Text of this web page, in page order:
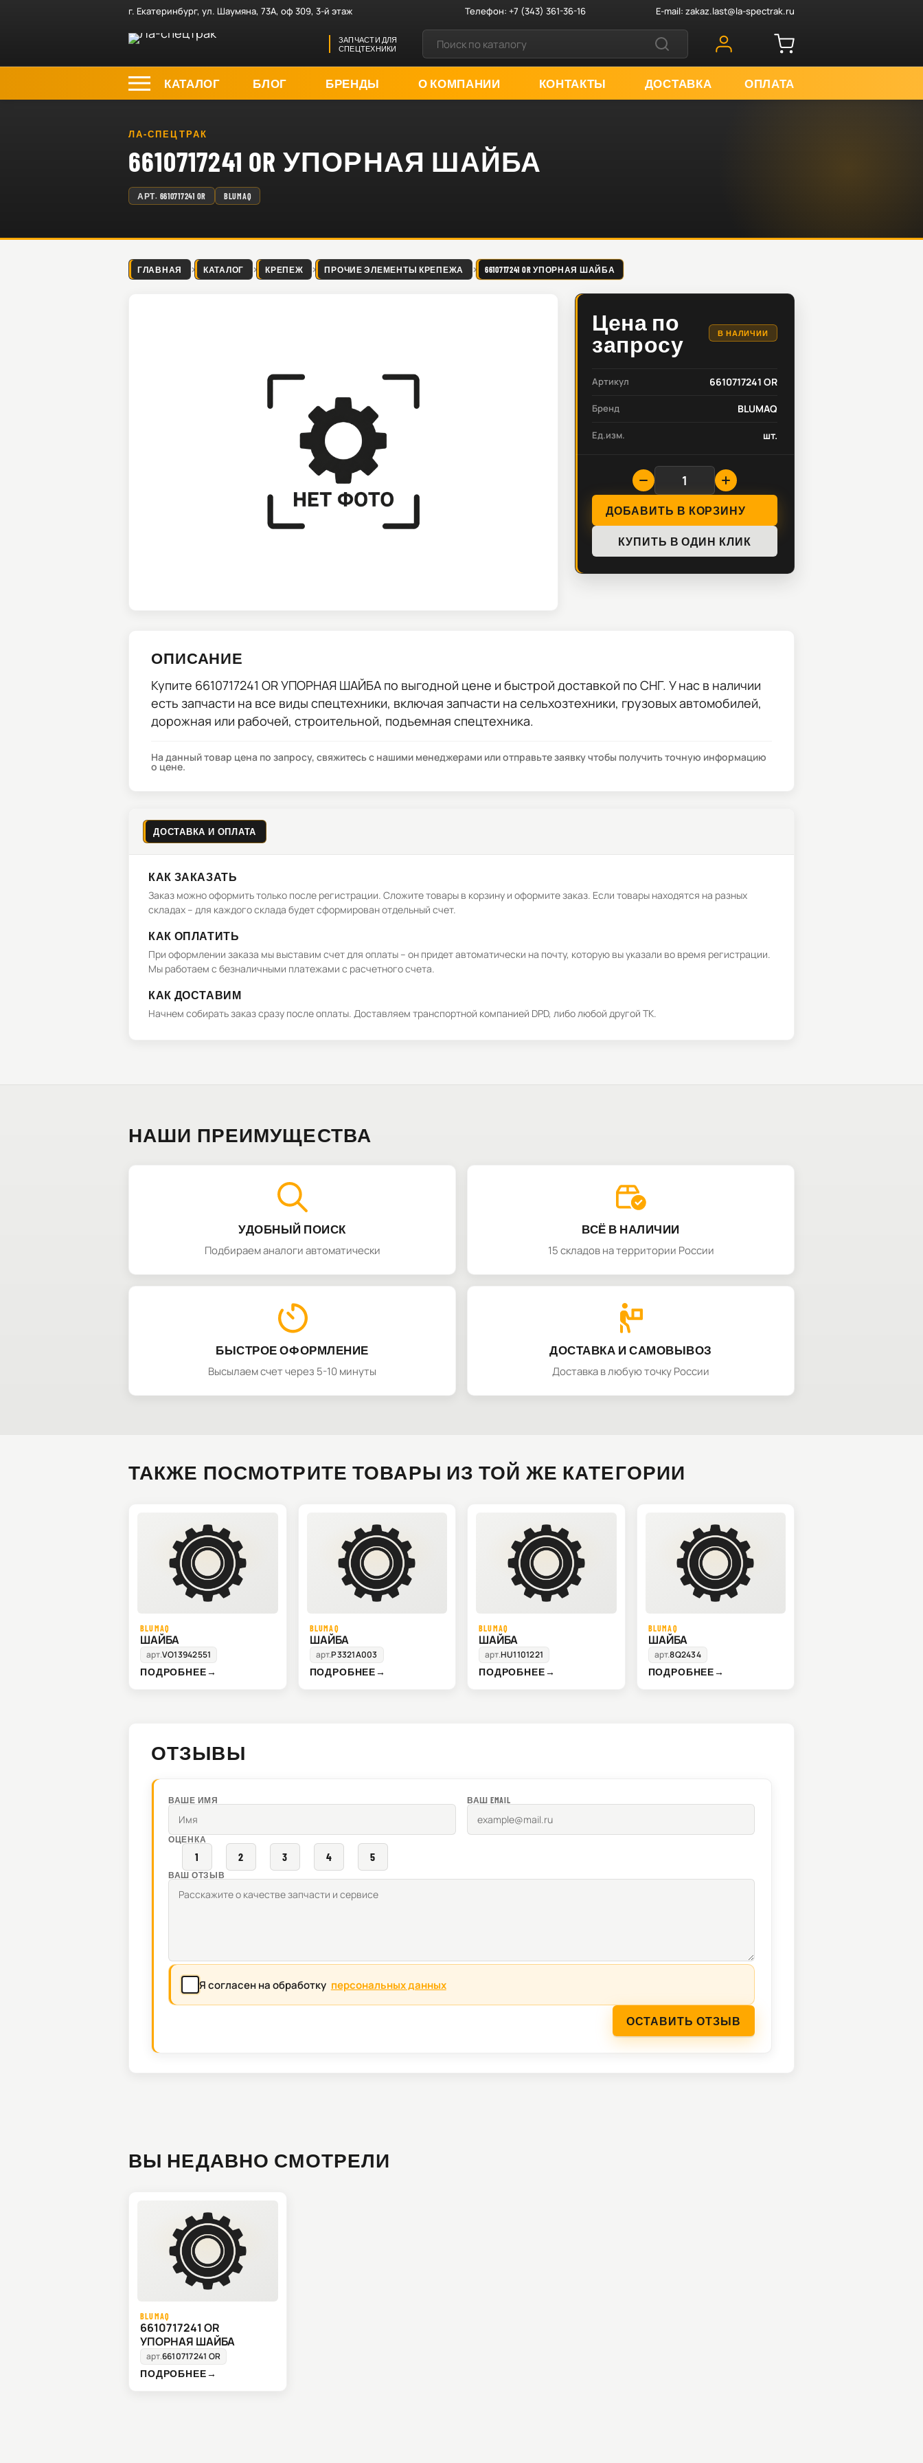
г. Екатеринбург, ул. Шаумяна, 73А, оф 309, 3-й этаж Телефон:+7 (343) 361-36-16 E-mail: zakaz.last@la-spectrak.ru
ЗАПЧАСТИ ДЛЯ
СПЕЦТЕХНИКИ
КАТАЛОГ БЛОГ БРЕНДЫ О КОМПАНИИ КОНТАКТЫ ДОСТАВКА ОПЛАТА
ЛА-СПЕЦТРАК
6610717241 OR УПОРНАЯ ШАЙБА
АРТ. 6610717241 OR BLUMAQ
ГЛАВНАЯ КАТАЛОГ КРЕПЕЖ ПРОЧИЕ ЭЛЕМЕНТЫ КРЕПЕЖА 6610717241 OR УПОРНАЯ ШАЙБА
Цена по
запросу
В НАЛИЧИИ
Артикул 6610717241 OR
Бренд BLUMAQ
Ед.изм. шт.
ДОБАВИТЬ В КОРЗИНУ
КУПИТЬ В ОДИН КЛИК
ОПИСАНИЕ
Купите 6610717241 OR УПОРНАЯ ШАЙБА по выгодной цене и быстрой доставкой по СНГ. У нас в наличии
есть запчасти на все виды спецтехники, включая запчасти на сельхозтехники, грузовых автомобилей,
дорожная или рабочей, строительной, подъемная спецтехника.
На данный товар цена по запросу, свяжитесь с нашими менеджерами или отправьте заявку чтобы получить точную информацию
о цене.
ДОСТАВКА И ОПЛАТА
КАК ЗАКАЗАТЬ
Заказ можно оформить только после регистрации. Сложите товары в корзину и оформите заказ. Если товары находятся на разных
складах – для каждого склада будет сформирован отдельный счет.
КАК ОПЛАТИТЬ
При оформлении заказа мы выставим счет для оплаты – он придет автоматически на почту, которую вы указали во время регистрации.
Мы работаем с безналичными платежами с расчетного счета.
КАК ДОСТАВИМ
Начнем собирать заказ сразу после оплаты. Доставляем транспортной компанией DPD, либо любой другой ТК.
НАШИ ПРЕИМУЩЕСТВА
УДОБНЫЙ ПОИСК
Подбираем аналоги автоматически
ВСЁ В НАЛИЧИИ
15 складов на территории России
БЫСТРОЕ ОФОРМЛЕНИЕ
Высылаем счет через 5-10 минуты
ДОСТАВКА И САМОВЫВОЗ
Доставка в любую точку России
ТАКЖЕ ПОСМОТРИТЕ ТОВАРЫ ИЗ ТОЙ ЖЕ КАТЕГОРИИ
BLUMAQ
ШАЙБА
арт.VO13942551
ПОДРОБНЕЕ→
BLUMAQ
ШАЙБА
арт.P3321A003
ПОДРОБНЕЕ→
BLUMAQ
ШАЙБА
арт.HU1101221
ПОДРОБНЕЕ→
BLUMAQ
ШАЙБА
арт.8Q2434
ПОДРОБНЕЕ→
ОТЗЫВЫ
ВАШЕ ИМЯ ВАШ EMAIL
ОЦЕНКА
1 2 3 4 5
ВАШ ОТЗЫВ
Я согласен на обработку персональных данных
ОСТАВИТЬ ОТЗЫВ
ВЫ НЕДАВНО СМОТРЕЛИ
BLUMAQ
6610717241 OR
УПОРНАЯ ШАЙБА
арт.6610717241 OR
ПОДРОБНЕЕ→